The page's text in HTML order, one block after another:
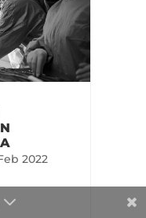
2022